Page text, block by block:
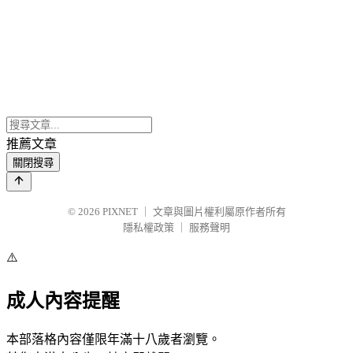
推薦文章
關閉搜尋
© 2026 PIXNET
文章與圖片權利屬原作者所有
隱私權政策
服務聲明
⚠️
成人內容提醒
本部落格內容僅限年滿十八歲者瀏覽。